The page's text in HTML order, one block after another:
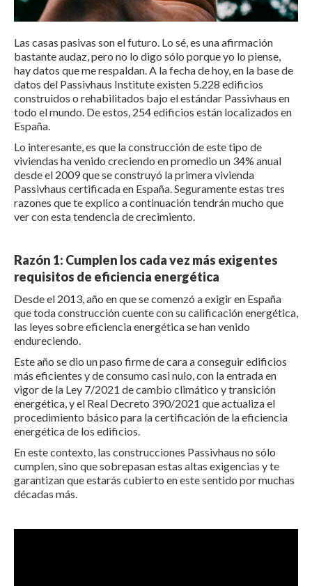
Las casas pasivas son el futuro. Lo sé, es una afirmación
bastante audaz, pero no lo digo sólo porque yo lo piense,
hay datos que me respaldan. A la fecha de hoy, en la base de
datos del Passivhaus Institute existen 5.228 edificios
construidos o rehabilitados bajo el estándar Passivhaus en
todo el mundo. De estos, 254 edificios están localizados en
España.
Lo interesante, es que la construcción de este tipo de
viviendas ha venido creciendo en promedio un 34% anual
desde el 2009 que se construyó la primera vivienda
Passivhaus certificada en España. Seguramente estas tres
razones que te explico a continuación tendrán mucho que
ver con esta tendencia de crecimiento.
Razón 1: Cumplen los cada vez más exigentes
requisitos de eficiencia energética
Desde el 2013, año en que se comenzó a exigir en España
que toda construcción cuente con su calificación energética,
las leyes sobre eficiencia energética se han venido
endureciendo.
Este año se dio un paso firme de cara a conseguir edificios
más eficientes y de consumo casi nulo, con la entrada en
vigor de la Ley 7/2021 de cambio climático y transición
energética, y el Real Decreto 390/2021 que actualiza el
procedimiento básico para la certificación de la eficiencia
energética de los edificios.
En este contexto, las construcciones Passivhaus no sólo
cumplen, sino que sobrepasan estas altas exigencias y te
garantizan que estarás cubierto en este sentido por muchas
décadas más.